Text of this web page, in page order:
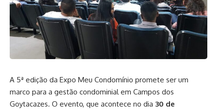
A 5ª edição da Expo Meu Condomínio promete ser um
marco para a gestão condominial em Campos dos
Goytacazes. O evento, que acontece no dia 30 de